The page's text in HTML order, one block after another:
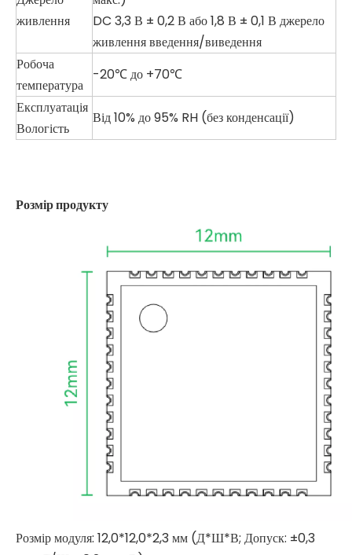
живлення
DC 3,3 В ± 0,2 В або 1,8 В ± 0,1 В джерело
живлення введення/виведення
Робоча
температура
-20℃ до +70℃
Експлуатація
Вологість
Від 10% до 95% RH (без конденсації)
Розмір продукту
Розмір модуля: 12,0*12,0*2,3 мм (Д*Ш*В; Допуск: ±0,3